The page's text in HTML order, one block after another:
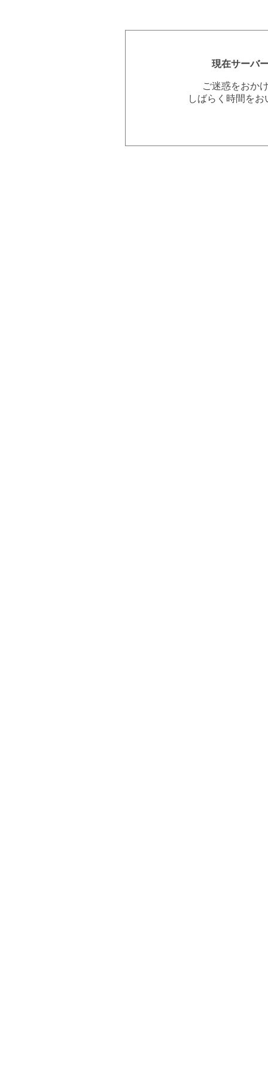
現在サーバ
ご迷惑をおか
しばらく時間を